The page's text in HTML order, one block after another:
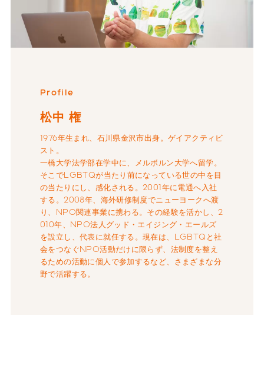
Profile
松中 権
1976年生まれ、石川県金沢市出身。ゲイアクティビ
スト。
一橋大学法学部在学中に、メルボルン大学へ留学。
そこでLGBTQが当たり前になっている世の中を目
の当たりにし、感化される。2001年に電通へ入社
する。2008年、海外研修制度でニューヨークへ渡
り、NPO関連事業に携わる。その経験を活かし、2
010年、NPO法人グッド・エイジング・エールズ
を設立し、代表に就任する。現在は、LGBTQと社
会をつなぐNPO活動だけに限らず、法制度を整え
るための活動に個人で参加するなど、さまざまな分
野で活躍する。